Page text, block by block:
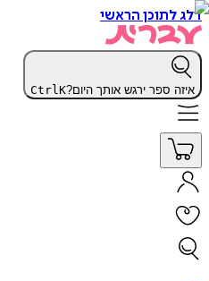
דלג לתוכן הראשי
איזה ספר ירגש אותך היום? CtrlK